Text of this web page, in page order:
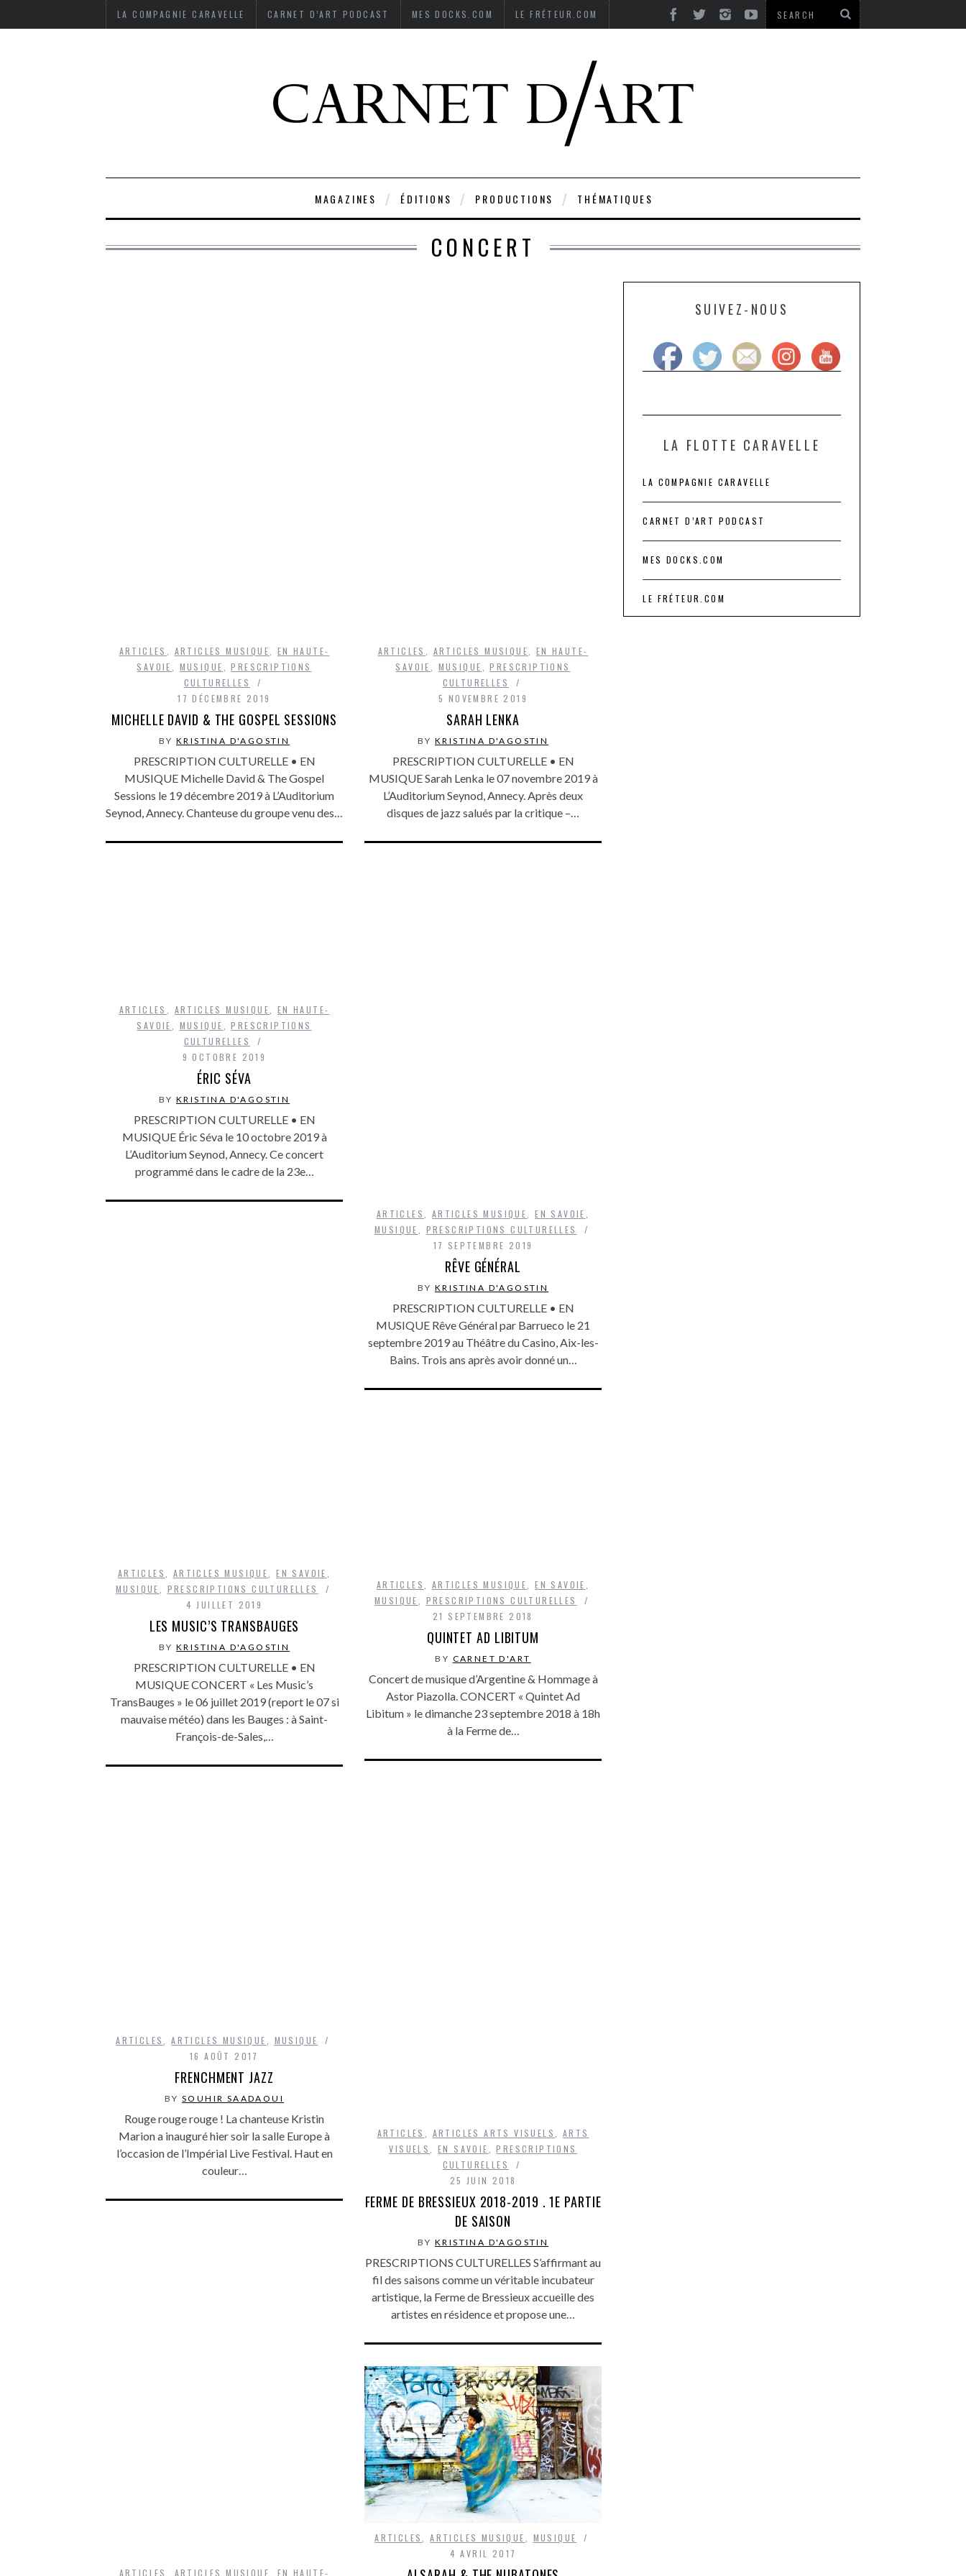
LA COMPAGNIE CARAVELLE CARNET D’ART PODCAST MES DOCKS.COM LE FRÉTEUR.COM
MAGAZINES ÉDITIONS PRODUCTIONS THÉMATIQUES
CONCERT
ARTICLES ARTICLES MUSIQUE
EN HAUTE-
SAVOIE
MUSIQUE ,PRESCRIPTIONS
CULTURELLES
17 DÉCEMBRE 2019
MICHELLE DAVID & THE GOSPEL SESSIONS
BY KRISTINA D'AGOSTIN
PRESCRIPTION CULTURELLE • EN
MUSIQUE Michelle David & The Gospel
Sessions le 19 décembre 2019 à L’Auditorium
Seynod, Annecy. Chanteuse du groupe venu des…
ARTICLES ARTICLES MUSIQUE
EN HAUTE-
SAVOIE
MUSIQUE ,PRESCRIPTIONS
CULTURELLES
5 NOVEMBRE 2019
SARAH LENKA
BY KRISTINA D'AGOSTIN
PRESCRIPTION CULTURELLE • EN
MUSIQUE Sarah Lenka le 07 novembre 2019 à
L’Auditorium Seynod, Annecy. Après deux
disques de jazz salués par la critique –…
ARTICLES ARTICLES MUSIQUE
EN HAUTE-
SAVOIE
MUSIQUE ,PRESCRIPTIONS
CULTURELLES
9 OCTOBRE 2019
ÉRIC SÉVA
BY KRISTINA D'AGOSTIN
PRESCRIPTION CULTURELLE • EN
MUSIQUE Éric Séva le 10 octobre 2019 à
L’Auditorium Seynod, Annecy. Ce concert
programmé dans le cadre de la 23e…
ARTICLES ARTICLES MUSIQUE ,EN SAVOIE
MUSIQUE
PRESCRIPTIONS CULTURELLES
17 SEPTEMBRE 2019
RÊVE GÉNÉRAL
BY KRISTINA D'AGOSTIN
PRESCRIPTION CULTURELLE • EN
MUSIQUE Rêve Général par Barrueco le 21
septembre 2019 au Théâtre du Casino, Aix-les-
Bains. Trois ans après avoir donné un…
ARTICLES ARTICLES MUSIQUE ,EN SAVOIE
MUSIQUE
PRESCRIPTIONS CULTURELLES
4 JUILLET 2019
LES MUSIC’S TRANSBAUGES
BY KRISTINA D'AGOSTIN
PRESCRIPTION CULTURELLE • EN
MUSIQUE CONCERT « Les Music’s
TransBauges » le 06 juillet 2019 (report le 07 si
mauvaise météo) dans les Bauges : à Saint-
François-de-Sales,…
ARTICLES ARTICLES MUSIQUE ,EN SAVOIE
MUSIQUE
PRESCRIPTIONS CULTURELLES
21 SEPTEMBRE 2018
QUINTET AD LIBITUM
BY CARNET D'ART
Concert de musique d’Argentine & Hommage à
Astor Piazolla. CONCERT « Quintet Ad
Libitum » le dimanche 23 septembre 2018 à 18h
à la Ferme de…
ARTICLES ARTICLES ARTS VISUELS
ARTS
VISUELS
EN SAVOIE ,PRESCRIPTIONS
CULTURELLES
25 JUIN 2018
FERME DE BRESSIEUX 2018-2019 . 1E PARTIE
DE SAISON
BY KRISTINA D'AGOSTIN
PRESCRIPTIONS CULTURELLES S’affirmant au
fil des saisons comme un véritable incubateur
artistique, la Ferme de Bressieux accueille des
artistes en résidence et propose une…
ARTICLES ,ARTICLES MUSIQUE
MUSIQUE
16 AOÛT 2017
FRENCHMENT JAZZ
BYSOUHIR SAADAOUI
Rouge rouge rouge ! La chanteuse Kristin
Marion a inauguré hier soir la salle Europe à
l’occasion de l’Impérial Live Festival. Haut en
couleur…
ARTICLES ARTICLES MUSIQUE EN HAUTE-
ARTICLES,ARTICLES MUSIQUE, MUSIQUE
4 AVRIL 2017
SUIVEZ-NOUS
LA FLOTTE CARAVELLE
LA COMPAGNIE CARAVELLE
CARNET D’ART PODCAST
MES DOCKS.COM
LE FRÉTEUR.COM